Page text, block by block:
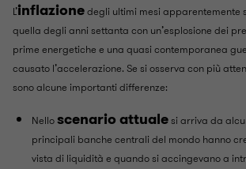
L’inflazionedegli ultimi mesi apparentemente
quella degli anni settanta con un’esplosione dei
prime energetiche e una quasi contemporanea
causato l’accelerazione. Se si osserva con più
sono alcune importanti differenze:
Nelloscenario attualesi arriva da
principali banche centrali del mondo hanno
vista di liquidità e quando si accingevano a